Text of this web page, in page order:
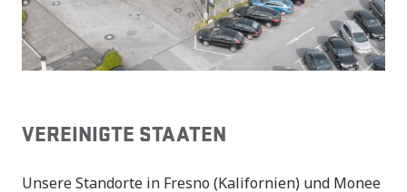
VEREINIGTE STAATEN
Unsere Standorte in Fresno (Kalifornien) und Monee